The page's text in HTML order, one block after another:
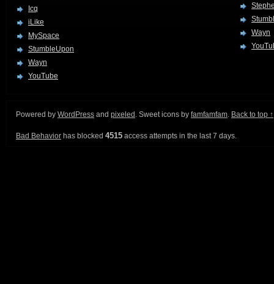
Icq
iLike
MySpace
StumbleUpon
Wayn
YouTube
Wayn
Powered by WordPress and pixeled . Sweet icons by famfamfam. Back to top ↑
Bad Behavior has blocked 4515 access attempts in the last 7 days.